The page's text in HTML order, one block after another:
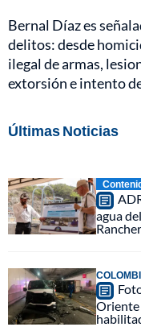
Bernal Díaz es
delitos: desde
ilegal de armas,
extorsión e intento
Últimas Noticias
agua
Oriente